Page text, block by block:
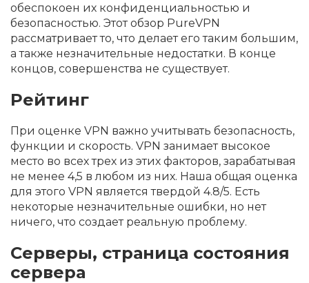
обеспокоен их конфиденциальностью и
безопасностью. Этот обзор PureVPN
рассматривает то, что делает его таким большим,
а также незначительные недостатки. В конце
концов, совершенства не существует.
Рейтинг
При оценке VPN важно учитывать безопасность,
функции и скорость. VPN занимает высокое
место во всех трех из этих факторов, зарабатывая
не менее 4,5 в любом из них. Наша общая оценка
для этого VPN является твердой 4.8/5. Есть
некоторые незначительные ошибки, но нет
ничего, что создает реальную проблему.
Серверы, страница состояния
сервера